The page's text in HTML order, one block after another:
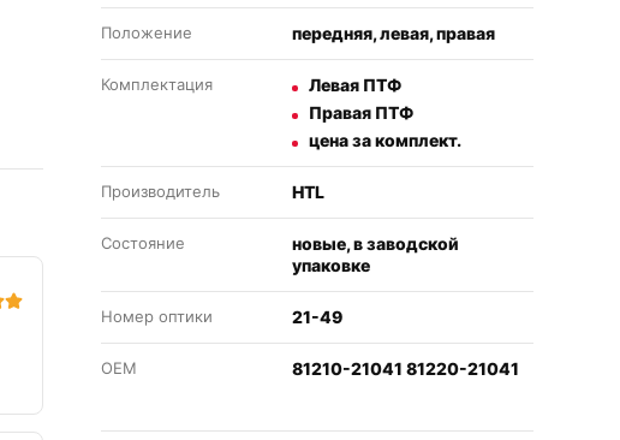
Положение передняя, левая, правая
Комплектация
Левая ПТФ
Правая ПТФ
цена за комплект.
Производитель HTL
Состояние
новые, в заводской
упаковке
Номер оптики 21-49
OEM 81210-21041 81220-21041